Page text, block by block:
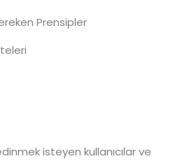
Prensipler
isteyen kullanıcılar ve